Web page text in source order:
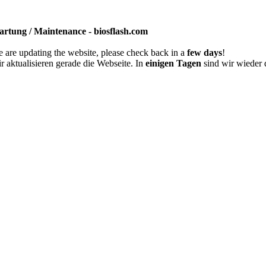
/ Maintenance - biosflash.com
are updating the website, please check back in a few days!
aktualisieren gerade die Webseite. In einigen Tagen sind wir wieder